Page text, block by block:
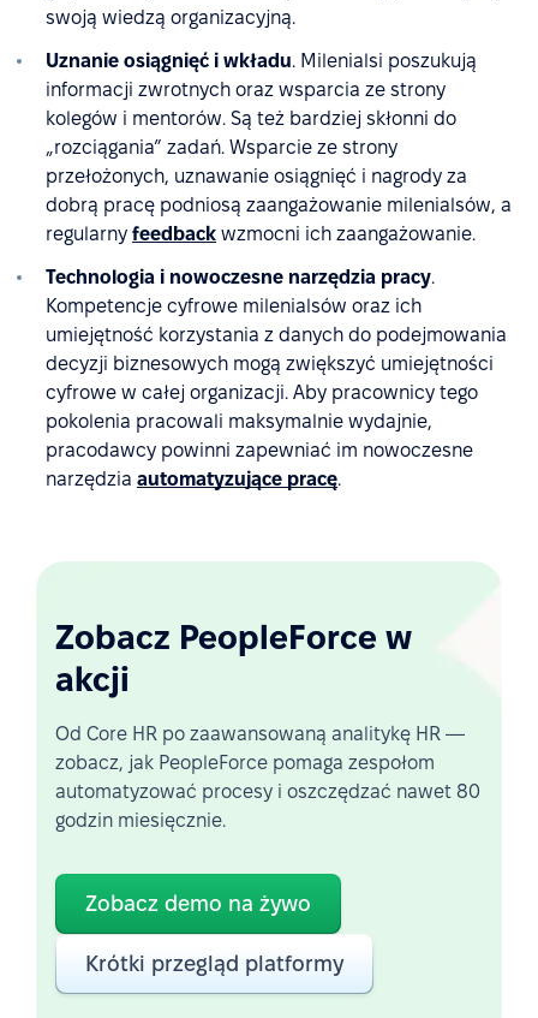
swoją wiedzą organizacyjną.
Uznanie osiągnięć i wkładu. Milenialsi poszukują
informacji zwrotnych oraz wsparcia ze strony
kolegów i mentorów. Są też bardziej skłonni do
„rozciągania” zadań. Wsparcie ze strony
przełożonych, uznawanie osiągnięć i nagrody za
dobrą pracę podniosą zaangażowanie milenialsów, a
regularny feedback wzmocni ich zaangażowanie.
Technologia i nowoczesne narzędzia pracy.
Kompetencje cyfrowe milenialsów oraz ich
umiejętność korzystania z danych do podejmowania
decyzji biznesowych mogą zwiększyć umiejętności
cyfrowe w całej organizacji. Aby pracownicy tego
pokolenia pracowali maksymalnie wydajnie,
pracodawcy powinni zapewniać im nowoczesne
narzędzia automatyzujące pracę.
Zobacz PeopleForce w
akcji
Od Core HR po zaawansowaną analitykę HR —
zobacz, jak PeopleForce pomaga zespołom
automatyzować procesy i oszczędzać nawet 80
godzin miesięcznie.
Zobacz demo na żywo
Krótki przegląd platformy